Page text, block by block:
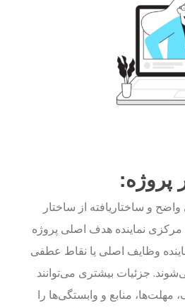
و ساختاریافته از ساختار
مرکزی نماینده هدف اصلی پروژه
وظایف اصلی یا نقاط عطفی
جزئیات بیشتری می‌توانند
منابع و وابستگی‌ها را